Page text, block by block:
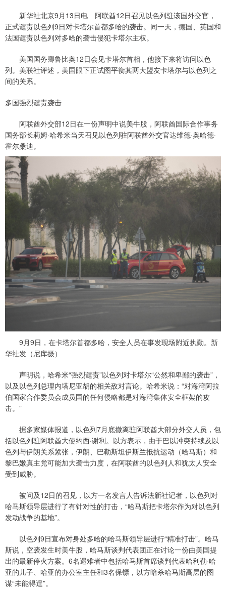
新华社北京9月13日电 阿联酋12日召见以色列驻该国外交官，
正式谴责以色列9日对卡塔尔首都多哈的袭击。同一天，德国、英国和
法国谴责以色列对多哈的袭击侵犯卡塔尔主权。
美国国务卿鲁比奥12日会见卡塔尔首相，他接下来将访问以色
列。美联社评述，美国眼下正试图平衡其两大盟友卡塔尔与以色列之
间的关系。
多国强烈谴责袭击
阿联酋外交部12日在一份声明中说美牛股，阿联酋国际合作事务
国务部长莉姆·哈希米当天召见以色列驻阿联酋外交官达维德·奥哈德·
霍尔桑迪。
9月9日，在卡塔尔首都多哈，安全人员在事发现场附近执勤。新
华社发（尼库摄）
声明说，哈希米“强烈谴责”以色列对卡塔尔“公然和卑鄙的袭击”，
以及以色列总理内塔尼亚胡的相关敌对言论。哈希米说：“对海湾阿拉
伯国家合作委员会成员国的任何侵略都是对海湾集体安全框架的攻
击。”
据多家媒体报道，以色列7月底撤离驻阿联酋大部分外交人员，包
括以色列驻阿联酋大使约西·谢利。以方表示，由于巴以冲突持续及以
色列与伊朗关系紧张，伊朗、巴勒斯坦伊斯兰抵抗运动（哈马斯）和
黎巴嫩真主党可能加大袭击力度，在阿联酋的以色列人和犹太人安全
受到威胁。
被问及12日的召见，以方一名发言人告诉法新社记者，以色列对
哈马斯领导层进行了有针对性的打击，“哈马斯把卡塔尔作为对以色列
发动战争的基地”。
以色列9日宣布对身处多哈的哈马斯领导层进行“精准打击”。哈马
斯说，空袭发生时美牛股，哈马斯谈判代表团正在讨论一份由美国提
出的最新停火方案。6名遇难者中包括哈马斯首席谈判代表哈利勒·哈
亚的儿子、哈亚的办公室主任和3名保镖，以方暗杀哈马斯高层的图
谋“未能得逞”。